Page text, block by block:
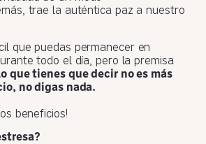
trae la auténtica paz a nuestro
que puedas permanecer en
todo el día, pero la premisa
que tienes que decir no es más
no digas nada.
beneficios!